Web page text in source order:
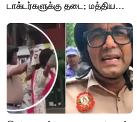
டாக்டர்களுக்கு தடை; மத்திய